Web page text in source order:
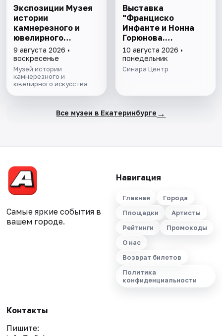
Экспозиции Музея
истории
камнерезного и
ювелирного
искусства
9 августа 2026 •
воскресенье
Музей истории
камнерезного и
ювелирного искусства
Выставка
"Франциско
Инфанте и Нонна
Горюнова.
Метафора,
метафизика,
метаморфоза" 6+
10 августа 2026 •
понедельник
Синара Центр
Все музеи в Екатеринбурге →
Самые яркие события в
вашем городе.
Навигация
Главная
Города
Площадки
Артисты
Рейтинги
Промокоды
О нас
Возврат билетов
Политика
конфиденциальности
Контакты
Пишите: